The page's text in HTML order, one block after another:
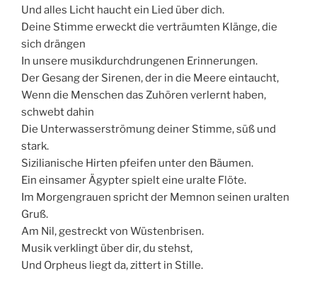
Und alles Licht haucht ein Lied über dich.
Deine Stimme erweckt die verträumten Klänge, die
sich drängen
In unsere musikdurchdrungenen Erinnerungen.
Der Gesang der Sirenen, der in die Meere eintaucht,
Wenn die Menschen das Zuhören verlernt haben,
schwebt dahin
Die Unterwasserströmung deiner Stimme, süß und
stark.
Sizilianische Hirten pfeifen unter den Bäumen.
Ein einsamer Ägypter spielt eine uralte Flöte.
Im Morgengrauen spricht der Memnon seinen uralten
Gruß.
Am Nil, gestreckt von Wüstenbrisen.
Musik verklingt über dir, du stehst,
Und Orpheus liegt da, zittert in Stille.